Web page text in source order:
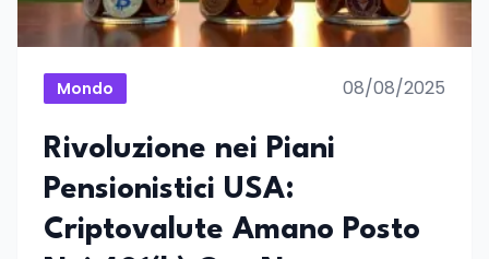
Mondo 08/08/2025
Rivoluzione nei Piani
Pensionistici USA:
Criptovalute Amano Posto